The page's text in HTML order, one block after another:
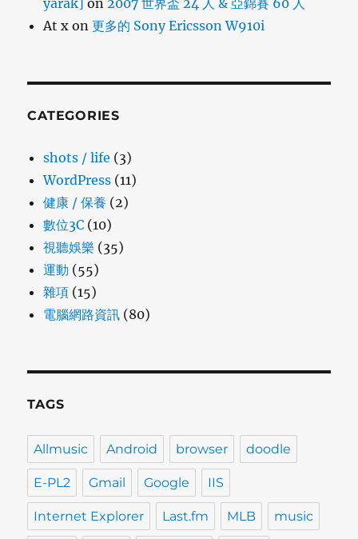
yarak] on2007 世界盃 24 人 & 亞錦賽 60 人
At x on更多的 Sony Ericsson W910i
CATEGORIES
shots / life (3)
WordPress (11)
健康 / 保養 (2)
數位3C (10)
視聽娛樂 (35)
運動 (55)
雜項 (15)
電腦網路資訊 (80)
TAGS
Allmusic Android browser doodle
E-PL2 Gmail Google IIS
Internet Explorer Last.fm MLB music